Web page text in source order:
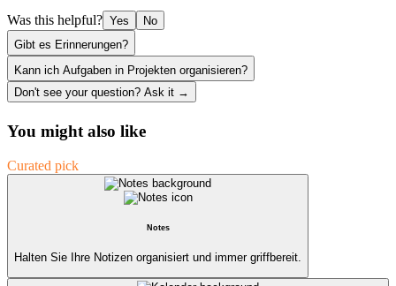
Was this helpful? Yes
No
Gibt es Erinnerungen?
Kann ich Aufgaben in Projekten organisieren?
Don't see your question? Ask it →
You might also like
Curated pick
Notes
Halten Sie Ihre Notizen organisiert und immer griffbereit.